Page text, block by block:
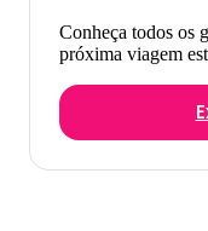
Conheça todos os
próxima viagem